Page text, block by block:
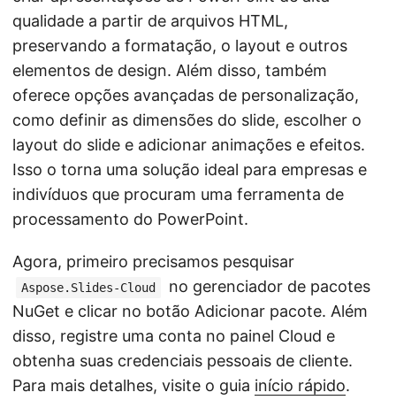
qualidade a partir de arquivos HTML,
preservando a formatação, o layout e outros
elementos de design. Além disso, também
oferece opções avançadas de personalização,
como definir as dimensões do slide, escolher o
layout do slide e adicionar animações e efeitos.
Isso o torna uma solução ideal para empresas e
indivíduos que procuram uma ferramenta de
processamento do PowerPoint.
Agora, primeiro precisamos pesquisar
Aspose.Slides-Cloud
no gerenciador de pacotes
NuGet e clicar no botão Adicionar pacote. Além
disso, registre uma conta no painel Cloud e
obtenha suas credenciais pessoais de cliente.
Para mais detalhes, visite o guia início rápido.